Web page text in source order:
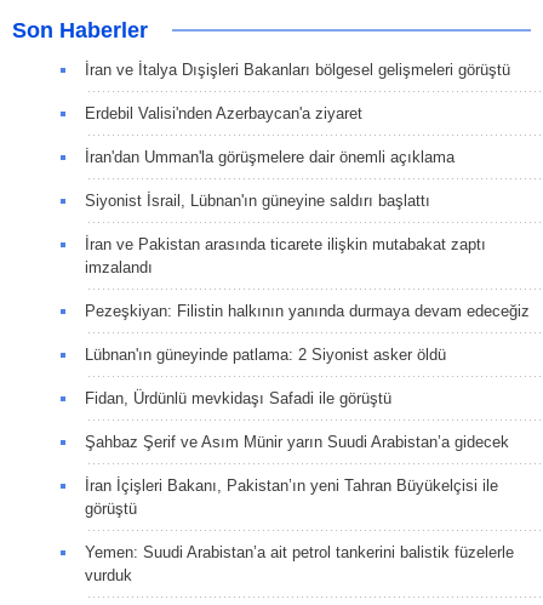
Son Haberler
İran ve İtalya Dışişleri Bakanları bölgesel gelişmeleri görüştü
Erdebil Valisi'nden Azerbaycan'a ziyaret
İran'dan Umman'la görüşmelere dair önemli açıklama
Siyonist İsrail, Lübnan'ın güneyine saldırı başlattı
İran ve Pakistan arasında ticarete ilişkin mutabakat zaptı
imzalandı
Pezeşkiyan: Filistin halkının yanında durmaya devam edeceğiz
Lübnan'ın güneyinde patlama: 2 Siyonist asker öldü
Fidan, Ürdünlü mevkidaşı Safadi ile görüştü
Şahbaz Şerif ve Asım Münir yarın Suudi Arabistan’a gidecek
İran İçişleri Bakanı, Pakistan’ın yeni Tahran Büyükelçisi ile
görüştü
Yemen: Suudi Arabistan’a ait petrol tankerini balistik füzelerle
vurduk